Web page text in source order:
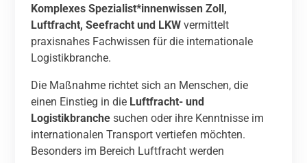
Komplexes Spezialist*innenwissen Zoll,
Luftfracht, Seefracht und LKWvermittelt
praxisnahes Fachwissen für die internationale
Logistikbranche.
Die Maßnahme richtet sich an Menschen, die
einen Einstieg in die Luftfracht- und
Logistikbranchesuchen oder ihre Kenntnisse im
internationalen Transport vertiefen möchten.
Besonders im Bereich Luftfracht werden